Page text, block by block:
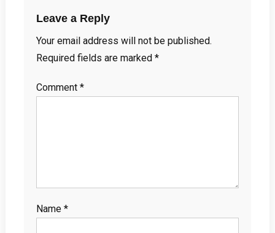
Leave a Reply
Your email address will not be published.
Required fields are marked *
Comment *
Name *